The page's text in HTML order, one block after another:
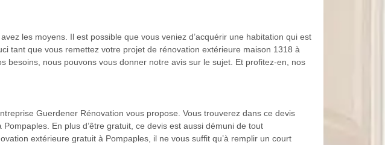
les moyens. Il est possible que vous veniez d’acquérir une habitation qui est
tant que vous remettez votre projet de rénovation extérieure maison 1318 à
besoins, nous pouvons vous donner notre avis sur le sujet. Et profitez-en, nos
Guerdener Rénovation vous propose. Vous trouverez dans ce devis
En plus d’être gratuit, ce devis est aussi démuni de tout
extérieure gratuit à Pompaples, il ne vous suffit qu’à remplir un court